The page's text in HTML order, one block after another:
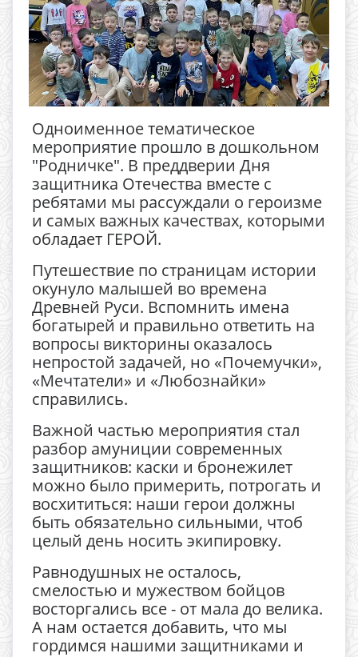
Одноименное тематическое
мероприятие прошло в дошкольном
"Родничке". В преддверии Дня
защитника Отечества вместе с
ребятами мы рассуждали о героизме
и самых важных качествах, которыми
обладает ГЕРОЙ.
Путешествие по страницам истории
окунуло малышей во времена
Древней Руси. Вспомнить имена
богатырей и правильно ответить на
вопросы викторины оказалось
непростой задачей, но «Почемучки»,
«Мечтатели» и «Любознайки»
справились.
Важной частью мероприятия стал
разбор амуниции современных
защитников: каски и бронежилет
можно было примерить, потрогать и
восхититься: наши герои должны
быть обязательно сильными, чтоб
целый день носить экипировку.
Равнодушных не осталось,
смелостью и мужеством бойцов
восторгались все - от мала до велика.
А нам остается добавить, что мы
гордимся нашими защитниками и